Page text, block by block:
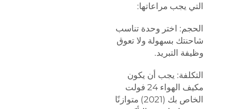
التي يجب مراعاتها:
الحجم: اختر وحدة تناسب
شاحنتك بسهولة ولا تعوق
وظيفة التبريد.
التكلفة: يجب أن يكون
مكيف الهواء 24 فولت
الخاص بك (2021) متوازنًا